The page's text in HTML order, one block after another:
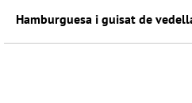
Hamburguesa i guisat de